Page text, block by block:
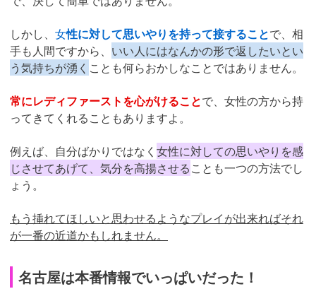
しかし、 女性に対して思いやりを持って接することで、相
手も人間ですから、 いい人にはなんかの形で返したいとい
う気持ちが湧く ことも何らおかしなことではありません。
常にレディファーストを心がけることで、女性の方から持
ってきてくれることもありますよ。
例えば、自分ばかりではなく 女性に対しての思いやりを感
じさせてあげて、気分を高揚させることも一つの方法でし
ょう。
もう挿れてほしいと思わせるようなプレイが出来ればそれ
が一番の近道かもしれません。
名古屋は本番情報でいっぱいだった！